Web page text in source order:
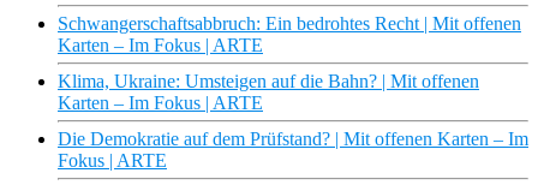
Schwangerschaftsabbruch: Ein bedrohtes Recht | Mit offenen
Karten – Im Fokus | ARTE
Klima, Ukraine: Umsteigen auf die Bahn? | Mit offenen
Karten – Im Fokus | ARTE
Die Demokratie auf dem Prüfstand? | Mit offenen Karten – Im
Fokus | ARTE